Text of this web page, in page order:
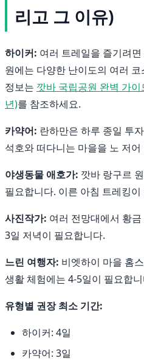
리고 그 이유)
하이커: 여러 트레일을 즐기려
원에는 다양한 난이도의 여러
정보는 깟바 국립공원 완벽 가
년)를 참조하세요.
카약어: 란하만은 하루 종일 투
석호와 떠다니는 마을을 노 저
야생동물 애호가: 깟바 랑구르
필요합니다. 이른 아침 트레킹
사진작가: 여러 전망대에서 황
3일 저녁이 필요합니다.
느린 여행자: 비엣하이 마을 홈
생활 체험에는 4-5일이 필요합
유형별 권장 최소 기간:
하이커: 4일
카약어: 3일